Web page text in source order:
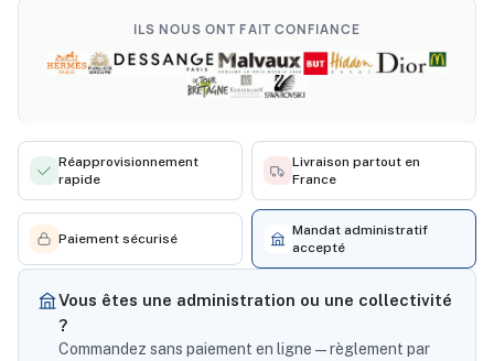
ILS NOUS ONT FAIT CONFIANCE
Réapprovisionnement
rapide
Livraison partout en
France
Paiement sécurisé
Mandat administratif
accepté
Vous êtes une administration ou une collectivité
?
Commandez sans paiement en ligne — règlement par